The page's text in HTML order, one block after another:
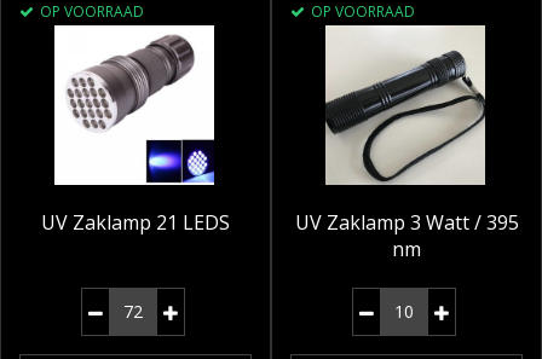
OP VOORRAAD
UV Zaklamp 21 LEDS
OP VOORRAAD
UV Zaklamp 3 Watt / 395
nm